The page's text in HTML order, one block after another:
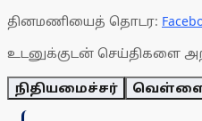
தினமணியைத் தொடர:
உடனுக்குடன் செய்திகளை
நிதியமைச்சர்